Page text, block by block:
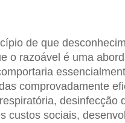
de que
o razoável é uma
comprovadamente
desinfecção
custos sociais,